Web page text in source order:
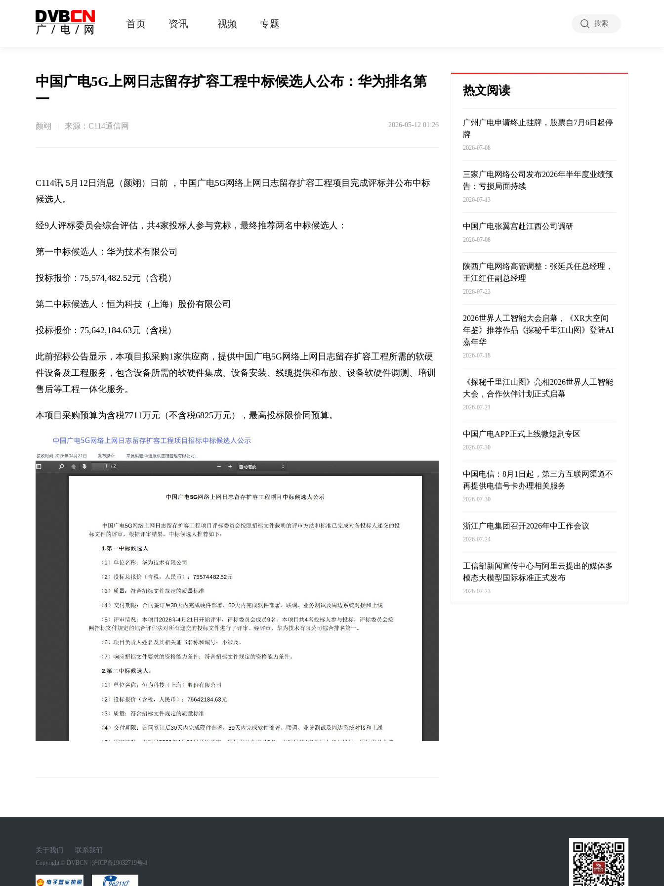
首页 资讯 视频 专题 搜索
中国广电5G上网日志留存扩容工程中标候选人公布：华为排名第
一
颜翊 | 来源：C114通信网 2026-05-12 01:26
C114讯 5月12日消息（颜翊）日前 ，中国广电5G网络上网日志留存扩容工程项目完成评标并公布中标
候选人。
经9 人评标委员会综合评估，共4家投标人参与竞标，最终推荐两名中标候选人：
第一中标候选人：华为技术有限公司
投标报价： 75,574,482.52元（含税）
第二中标候选人：恒为科技（上海）股份有限公司
投标报价： 75,642,184.63元（含税）
此前招标公告显示，本项目拟采购1 家供应商，提供中国广电5G网络上网日志留存扩容工程所需的软硬
件设备及工程服务，包含设备所需的软硬件集成、设备安装、线缆提供和布放、设备软硬件调测、培训
售后等工程一体化服务。
本项目采购预算为含税7711万元（不含税6825万元），最高投标限价同预算。
热文阅读
广州广电申请终止挂牌，股票自7月6日起停
牌
2026-07-08
三家广电网络公司发布2026年半年度业绩预
告：亏损局面持续
2026-07-13
中国广电张翼宫赴江西公司调研
2026-07-08
陕西广电网络高管调整：张延兵任总经理，
王江红任副总经理
2026-07-23
2026世界人工智能大会启幕，《XR大空间
年鉴》推荐作品《探秘千里江山图》登陆AI
嘉年华
2026-07-18
《探秘千里江山图》亮相2026世界人工智能
大会，合作伙伴计划正式启幕
2026-07-21
中国广电APP正式上线微短剧专区
2026-07-30
中国电信：8月1日起，第三方互联网渠道不
再提供电信号卡办理相关服务
2026-07-30
浙江广电集团召开2026年中工作会议
2026-07-24
工信部新闻宣传中心与阿里云提出的媒体多
模态大模型国际标准正式发布
2026-07-23
关于我们 联系我们
Copyright © DVBCN 沪ICP备19032719号-1